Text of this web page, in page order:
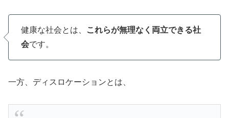
健康な社会とは、
これらが無理なく両立できる社
会です。
一方、ディスロケーションとは、